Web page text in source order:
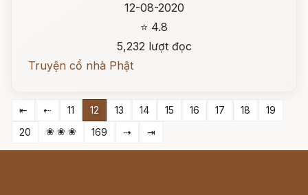
12-08-2020
⭐ 4.8
5,232 lượt đọc
Truyện cổ nhà Phật
⇤ ⇠ 11 12 13 14 15 16 17 18
19
20
❀ ❀ ❀ 169 ⇢ ⇥